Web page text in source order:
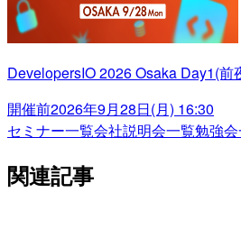
DevelopersIO 2026 Osaka Day1(前
開催前2026年9月28日(月) 16:30
セミナー一覧会社説明会一覧勉強
関連記事